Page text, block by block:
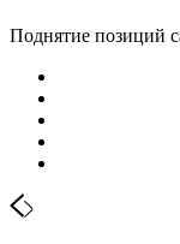
Поднятие позиций